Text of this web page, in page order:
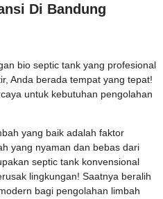
Di Bandung
bio septic tank yang profesional
Anda berada tempat yang tepat!
untuk kebutuhan pengolahan
yang baik adalah faktor
yang nyaman dan bebas dari
septic tank konvensional
lingkungan! Saatnya beralih
bagi pengolahan limbah